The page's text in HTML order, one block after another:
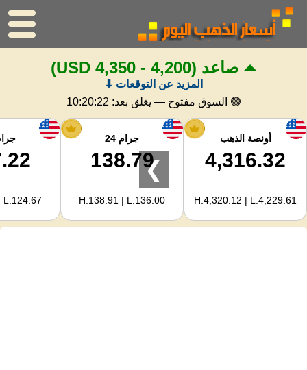
الرئيسية
سعر الذهب
اسعار الفضه
حاسبة الذهب
لمشرفي المواقع
صاعد (4,200 - 4,350 USD)
المزيد عن التوقعات ⬇
🟢 السوق مفتوح — يغلق بعد: 10:20:22
أونصة الذهب
4,316.32
H:4,320.12 | L:4,229.61
جرام 24
138.79
H:138.91 | L:136.00
L:124.67
❯